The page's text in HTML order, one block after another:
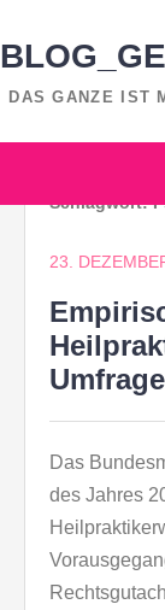
Inhalt
DAS GANZE IST
Zum
springen
Schlagwort:
23.
Umfrage
Das
des Jahres